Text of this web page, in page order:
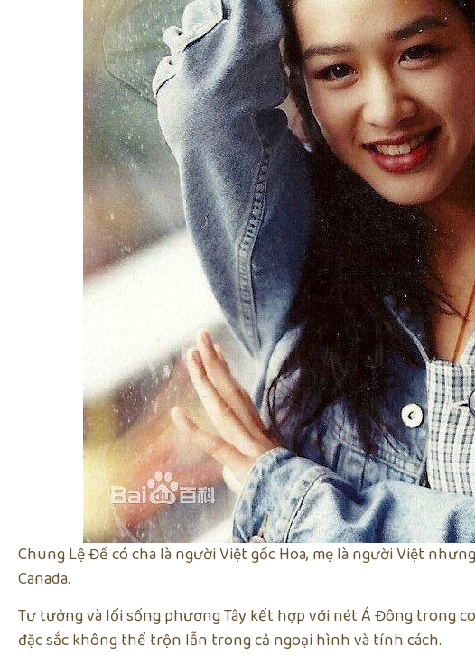
Chung Lệ Đề có cha là người Việt gốc Hoa, mẹ là người Việt
Canada.
Tư tưởng và lối sống phương Tây kết hợp với nét Á Đông trong
đặc sắc không thể trộn lẫn trong cả ngoại hình và tính cách.